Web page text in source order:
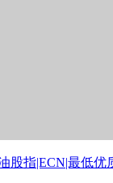
股指|ECN|最低优